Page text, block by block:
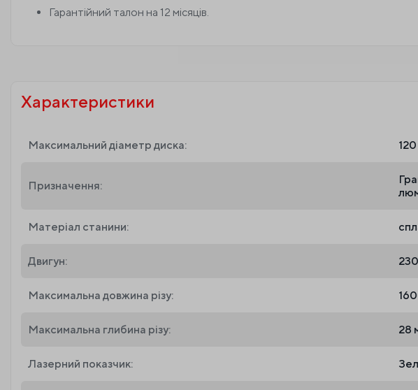
Гарантійний талон на 12 місяців.
Характеристики
Максимальний діаметр диска:
Призначення:
Матеріал станини:
Двигун:
Максимальна довжина різу:
Максимальна глибина різу: 28
Лазерний показчик: